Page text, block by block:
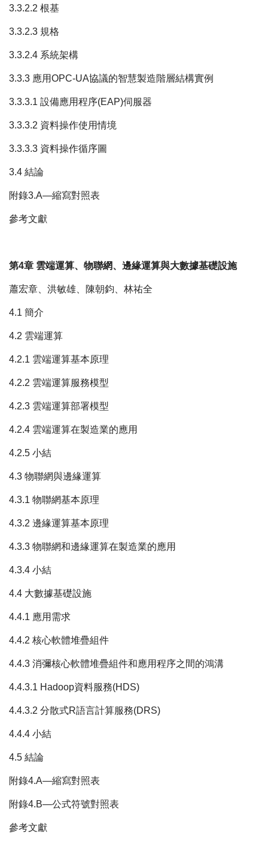
3.3.2.2 根基
3.3.2.3 規格
3.3.2.4 系統架構
3.3.3 應用OPC-UA協議的智慧製造階層結構實例
3.3.3.1 設備應用程序(EAP)伺服器
3.3.3.2 資料操作使用情境
3.3.3.3 資料操作循序圖
3.4 結論
附錄3.A—縮寫對照表
參考文獻
第4章 雲端運算、物聯網、邊緣運算與大數據基礎設施
蕭宏章、洪敏雄、陳朝鈞、林祐全
4.1 簡介
4.2 雲端運算
4.2.1 雲端運算基本原理
4.2.2 雲端運算服務模型
4.2.3 雲端運算部署模型
4.2.4 雲端運算在製造業的應用
4.2.5 小結
4.3 物聯網與邊緣運算
4.3.1 物聯網基本原理
4.3.2 邊緣運算基本原理
4.3.3 物聯網和邊緣運算在製造業的應用
4.3.4 小結
4.4 大數據基礎設施
4.4.1 應用需求
4.4.2 核心軟體堆疊組件
4.4.3 消彌核心軟體堆疊組件和應用程序之間的鴻溝
4.4.3.1 Hadoop資料服務(HDS)
4.4.3.2 分散式R語言計算服務(DRS)
4.4.4 小結
4.5 結論
附錄4.A—縮寫對照表
附錄4.B—公式符號對照表
參考文獻